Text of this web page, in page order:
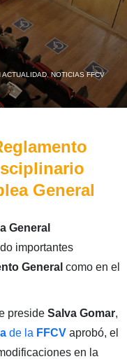
ACTUALIDAD,NOTICIAS FFCV
General
General
importantes
General como en el
preside Salva Gomar,
de la FFCV aprobó, el
en la